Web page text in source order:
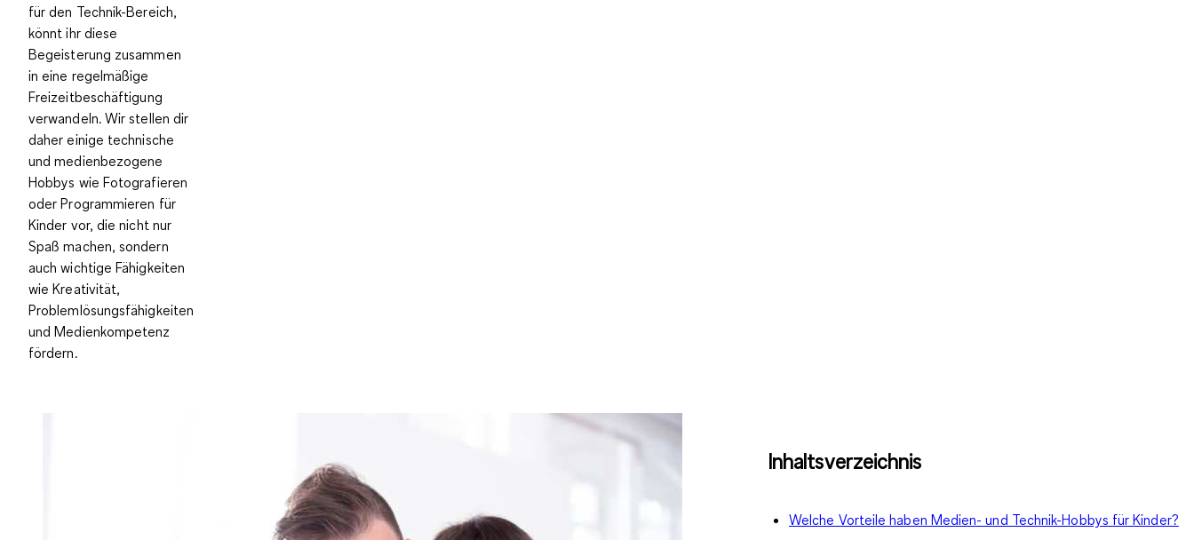
für den Technik-Bereich,
könnt ihr diese
Begeisterung zusammen
in eine regelmäßige
Freizeitbeschäftigung
verwandeln. Wir stellen dir
daher einige technische
und medienbezogene
Hobbys wie Fotografieren
oder Programmieren für
Kinder vor, die nicht nur
Spaß machen, sondern
auch wichtige Fähigkeiten
wie Kreativität,
Problemlösungsfähigkeiten
und Medienkompetenz
fördern.
Inhaltsverzeichnis
Welche Vorteile haben Medien- und Technik-Hobbys für Kinder?